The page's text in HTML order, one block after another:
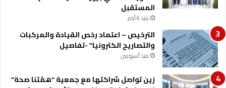
س
و
ي
ة
المستقبل
منذ 6 أيام
الترخيص – اعتماد رخص القيادة والمركبات
والتصاريح الكترونيا” -تفاصيل
منذ أسبوعين
زين تواصل شراكتها مع جمعية “همّتنا صحة”